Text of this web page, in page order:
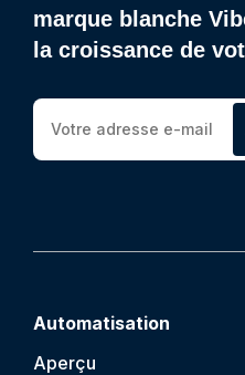
marque blanche
la croissance de
Automatisation
Aperçu